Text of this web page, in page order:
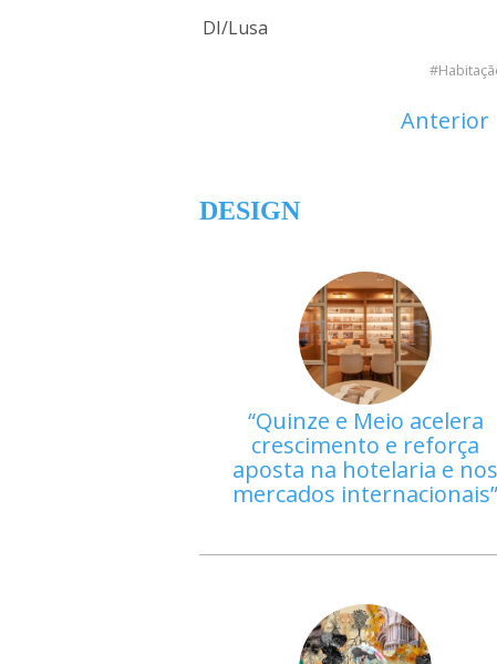
DI/Lusa
Anterior
DESIGN
Quinze e Meio acelera
crescimento e reforça
aposta na hotelaria e nos
mercados internacionais